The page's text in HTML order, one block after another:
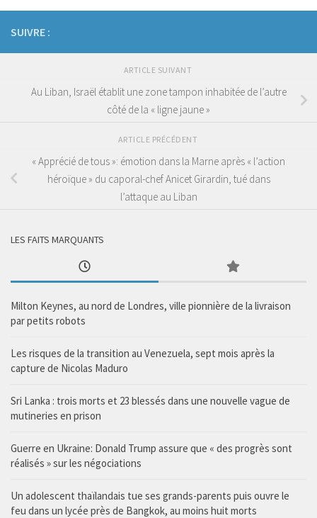
SUIVRE :
ARTICLE SUIVANT
Au Liban, Israël établit une zone tampon inhabitée de l’autre
côté de la « ligne jaune »
ARTICLE PRÉCÉDENT
« Apprécié de tous »: émotion dans la Marne après « l’action
héroïque » du caporal-chef Anicet Girardin, tué dans
l’attaque au Liban
LES FAITS MARQUANTS
Milton Keynes, au nord de Londres, ville pionnière de la livraison
par petits robots
Les risques de la transition au Venezuela, sept mois après la
capture de Nicolas Maduro
Sri Lanka : trois morts et 23 blessés dans une nouvelle vague de
mutineries en prison
Guerre en Ukraine: Donald Trump assure que « des progrès sont
réalisés » sur les négociations
Un adolescent thaïlandais tue ses grands-parents puis ouvre le
feu dans un lycée près de Bangkok, au moins huit morts